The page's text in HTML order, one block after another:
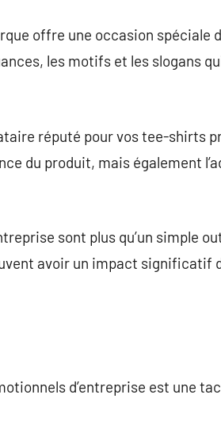
offre une occasion spéciale
les motifs et les slogans
réputé pour vos tee-shirts
du produit, mais également
sont plus qu’un simple
avoir un impact significatif
d’entreprise est une